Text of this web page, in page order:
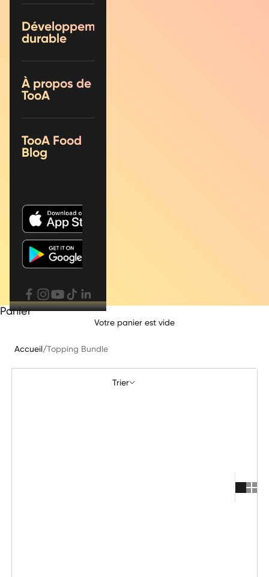
Développement
durable
À propos de
TooA
TooA Food
Blog
Panier
Votre panier est vide
Accueil/Topping Bundle
Trier